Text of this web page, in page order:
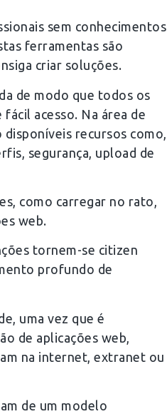
sem conhecimentos
ferramentas são
criar soluções.
de modo que todos os
acesso. Na área de
recursos como,
segurança, upload de
como carregar no rato,
web.
tornem-se citizen
profundo de
uma vez que é
de aplicações web,
na internet, extranet ou
de um modelo